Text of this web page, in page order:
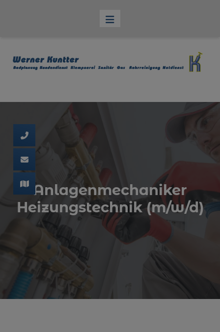
Anlagenmechaniker
Heizungstechnik (m/w/d)
schließen
und schließen